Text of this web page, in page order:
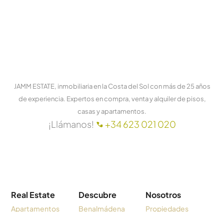
JAMM ESTATE, inmobiliaria en la Costa del Sol con más de 25 años
de experiencia. Expertos en compra, venta y alquiler de pisos,
casas y apartamentos.
¡Llámanos! +34 623 021 020
Real Estate
Apartamentos
Descubre
Benalmádena
Nosotros
Propiedades